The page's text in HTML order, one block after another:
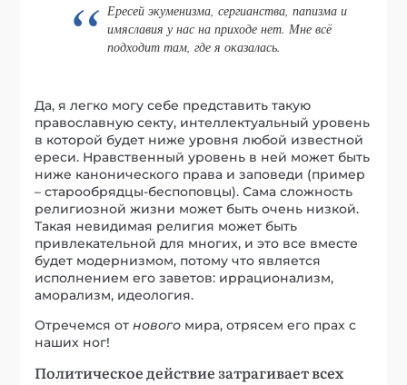
Ересей экуменизма, сергианства, папизма и
имяславия у нас на приходе нет. Мне всё
подходит там, где я оказалась.
Да, я легко могу себе представить такую
православную секту, интеллектуальный уровень
в которой будет ниже уровня любой известной
ереси. Нравственный уровень в ней может быть
ниже канонического права и заповеди (пример
– старообрядцы-беспоповцы). Сама сложность
религиозной жизни может быть очень низкой.
Такая невидимая религия может быть
привлекательной для многих, и это все вместе
будет модернизмом, потому что является
исполнением его заветов: иррационализм,
аморализм, идеология.
Отречемся отнового мира, отрясем его прах с
наших ног!
Политическое действие затрагивает всех